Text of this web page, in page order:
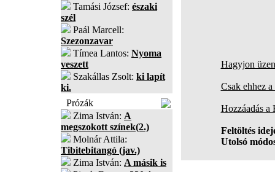
Tamási József: északi
szél
Paál Marcell:
Szezonzavar
Tímea Lantos: Nyoma
veszett
Szakállas Zsolt: ki lapít
ki.
Prózák
Zima István: A
megszokott színek(2.)
Molnár Attila:
Tibitebitangó (jav.)
Zima István: A másik is
Hagyjon
Csak ehhez
Hozzáadás
Feltöltés
Utolsó